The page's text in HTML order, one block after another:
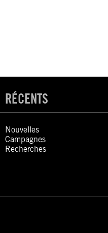
RÉCENTS
Nouvelles
Campagnes
Recherches